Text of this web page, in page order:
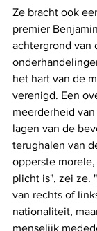
Ze bracht ook
premier
achtergrond van
het hart van de
verenigd. Een
meerderheid
lagen van de
terughalen van
opperste
plicht is", zei ze.
van rechts of
nationaliteit,
menselijk